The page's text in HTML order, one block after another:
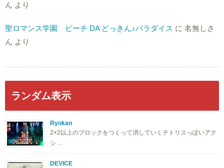
ん より
聖ロマンス学園 ビーチ DA どっきん♪パラダイス に 名無しさ
ん より
ランダム表示
Ryokan
2×2以上のブロックをつくって消していくテトリスっぽいアク
シ …
DEVICE